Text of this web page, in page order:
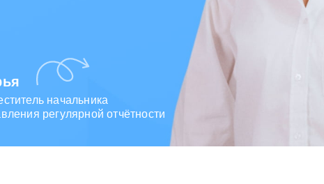
начальника
регулярной отчётности